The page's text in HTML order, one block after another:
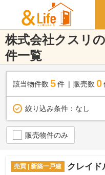
株式会社クスリ
件一覧
該当物件数 5件 販売数 0
絞り込み条件： なし
販売物件のみ
売買 | 新築一戸建 クレイドル